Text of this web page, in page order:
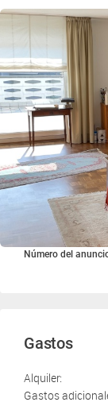
Número del
Gastos
Alquiler:
Gastos